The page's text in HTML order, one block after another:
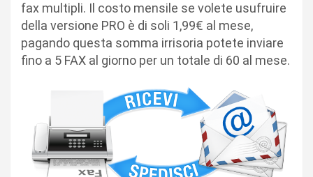
fax multipli. Il costo mensile se volete usufruire
della versione PRO è di soli 1,99€ al mese,
pagando questa somma irrisoria potete inviare
fino a 5 FAX al giorno per un totale di 60 al mese.